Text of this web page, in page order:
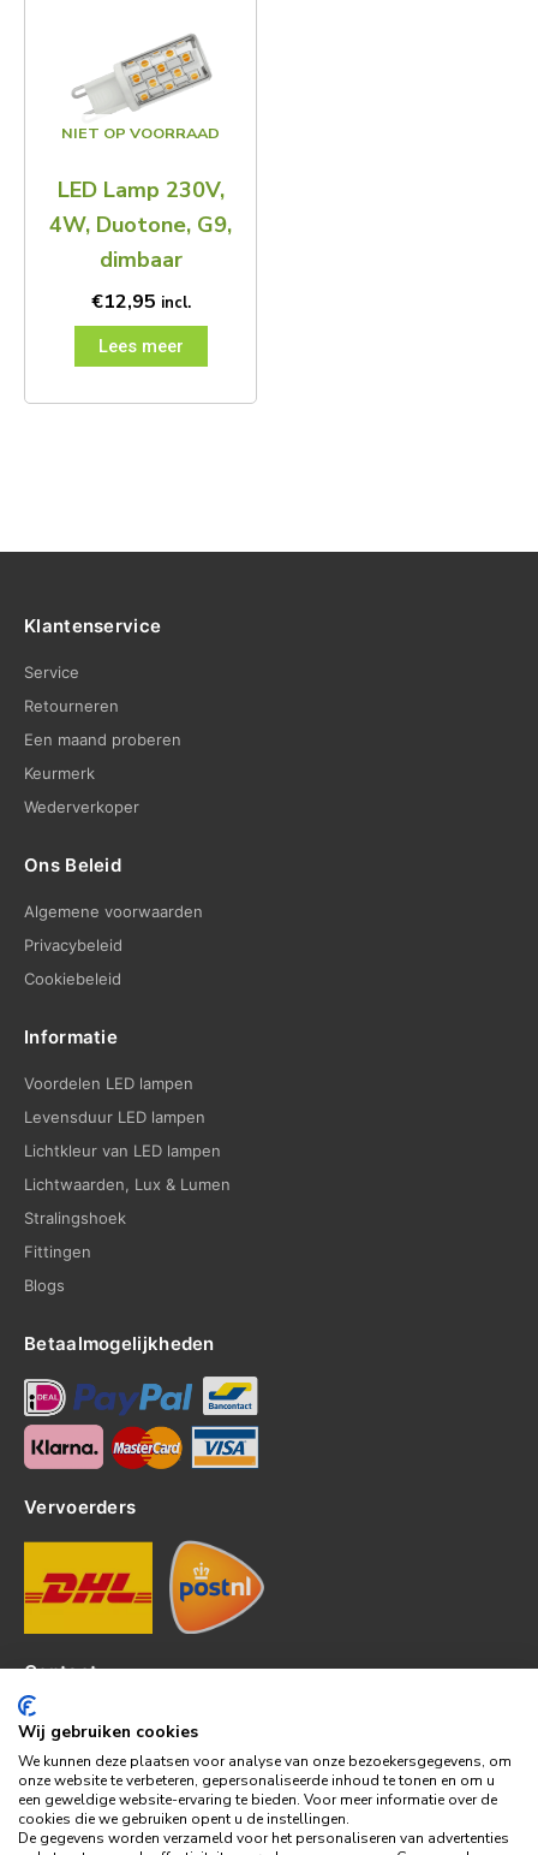
NIET OP VOORRAAD
LED Lamp 230V,
4W, Duotone, G9,
dimbaar
€12,95 incl.
Lees meer
Klantenservice
Service
Retourneren
Een maand proberen
Keurmerk
Wederverkoper
Ons Beleid
Algemene voorwaarden
Privacybeleid
Cookiebeleid
Informatie
Voordelen LED lampen
Levensduur LED lampen
Lichtkleur van LED lampen
Lichtwaarden, Lux & Lumen
Stralingshoek
Fittingen
Blogs
Betaalmogelijkheden
Vervoerders
Contact
Kerkhof 8, 4301EP Zierikzee
tel: 0111-820382
info@topledshop.nl
KVK: 34380695
BTW: NL001286892B39
Wij gebruiken cookies
We kunnen deze plaatsen voor analyse van onze bezoekersgegevens, om
onze website te verbeteren, gepersonaliseerde inhoud te tonen en om u
een geweldige website-ervaring te bieden. Voor meer informatie over de
cookies die we gebruiken opent u de instellingen.
De gegevens worden verzameld voor het personaliseren van advertenties